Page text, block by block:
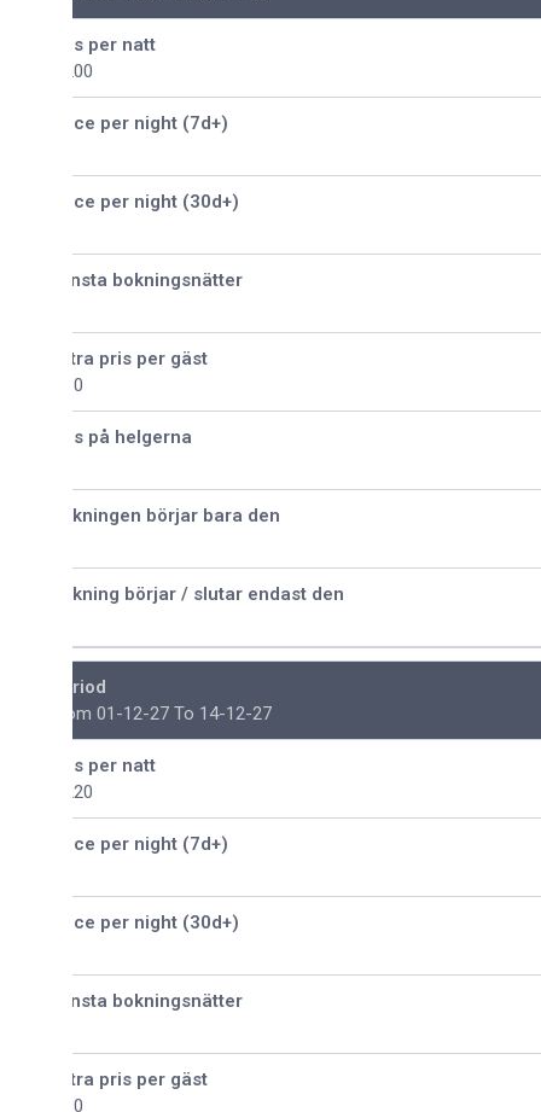
per natt
per night (7d+)
per night (30d+)
bokningsnätter
pris per gäst
på helgerna
börjar bara den
börjar / slutar endast den
01-12-27 To 14-12-27
per natt
per night (7d+)
per night (30d+)
bokningsnätter
pris per gäst